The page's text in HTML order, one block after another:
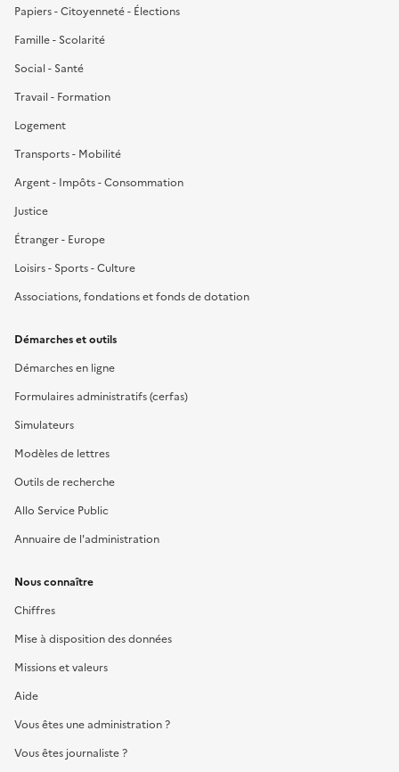
Papiers - Citoyenneté - Élections
Famille - Scolarité
Social - Santé
Travail - Formation
Logement
Transports - Mobilité
Argent - Impôts - Consommation
Justice
Étranger - Europe
Loisirs - Sports - Culture
Associations, fondations et fonds de dotation
Démarches et outils
Démarches en ligne
Formulaires administratifs (cerfas)
Simulateurs
Modèles de lettres
Outils de recherche
Allo Service Public
Annuaire de l'administration
Nous connaître
Chiffres
Mise à disposition des données
Missions et valeurs
Aide
Vous êtes une administration ?
Vous êtes journaliste ?